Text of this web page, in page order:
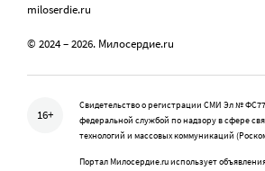
miloserdie.ru
© 2024 – 2026. Милосердие.ru
16+
Свидетельство о регистрации СМИ Эл №
федеральной службой по надзору в сфере
технологий и массовых коммуникаций
Портал Милосердие.ru использует